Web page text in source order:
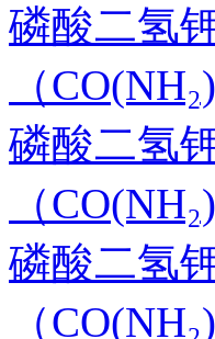
磷酸二氢
（
磷酸二氢
（
磷酸二氢
（